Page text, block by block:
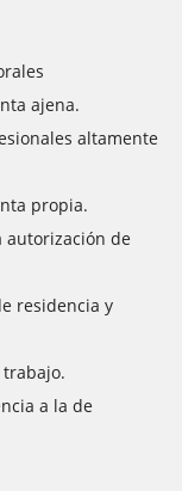
ajena.
altamente
propia.
autorización de
residencia y
trabajo.
a la de